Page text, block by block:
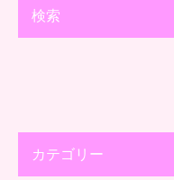
検索
カテゴリー